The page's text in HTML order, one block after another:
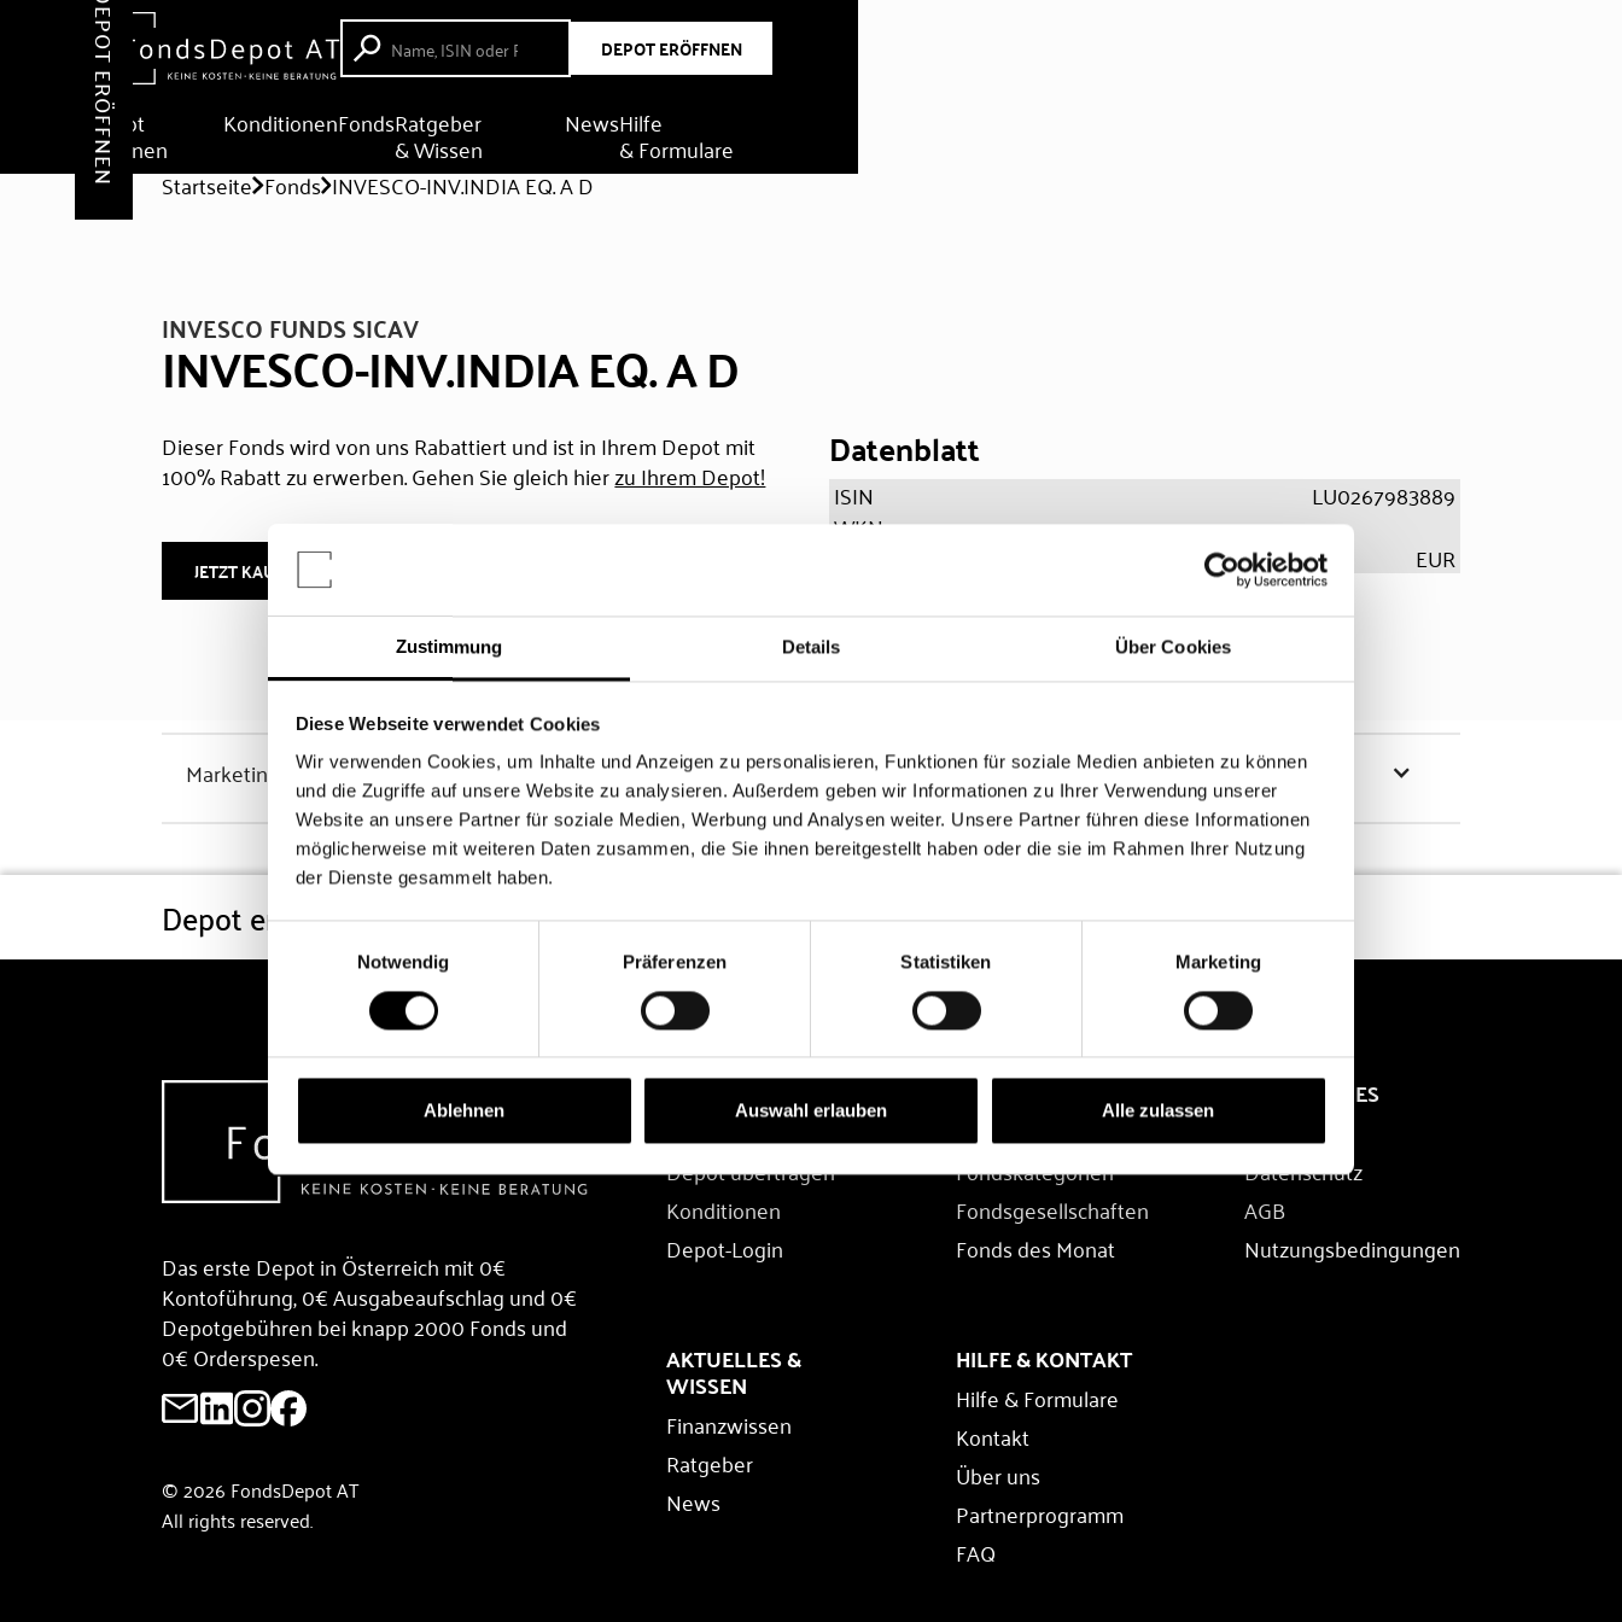
Zustimmung Details Über Cookies
Diese Webseite verwendet Cookies
Wir verwenden Cookies, um Inhalte und Anzeigen zu personalisieren, Funktionen für soziale Medien anbieten zu können
und die Zugriffe auf unsere Website zu analysieren. Außerdem geben wir Informationen zu Ihrer Verwendung unserer
Website an unsere Partner für soziale Medien, Werbung und Analysen weiter. Unsere Partner führen diese Informationen
möglicherweise mit weiteren Daten zusammen, die Sie ihnen bereitgestellt haben oder die sie im Rahmen Ihrer Nutzung
der Dienste gesammelt haben.
Einwilligungsauswahl
Notwendig
Präferenzen Statistiken Marketing
Ablehnen Auswahl erlauben Alle zulassen
DEPOT ERÖFFNEN
Depot
eröffnen
KonditionenFondsRatgeber
& Wissen
NewsHilfe
& Formulare
DEPOT ERÖFFNEN Startseite Fonds INVESCO-INV.INDIA EQ. A D
INVESCO FUNDS SICAV
INVESCO-INV.INDIA EQ. A D
Dieser Fonds wird von uns Rabattiert und ist in Ihrem Depot mit
100% Rabatt zu erwerben. Gehen Sie gleich hierzu Ihrem Depot!
JETZT KAUFEN
Datenblatt
ISIN
LU0267983889
WKN
EUR
Marketinghinweis Chancen & Risiken
Depot eröffnen Konditionen Fonds FAQ
Das erste Depot in Österreich mit 0€
Kontoführung, 0€ Ausgabeaufschlag und 0€
Depotgebühren bei knapp 2000 Fonds und
0€ Orderspesen.
© 2026 FondsDepot AT
All rights reserved.
DEPOT
Depot übertragen
Konditionen
Depot-Login
FONDS
Fondssuche
Fondskategorien
Fondsgesellschaften
Fonds des Monat
RECHTLICHES
Impressum
Datenschutz
AGB
Nutzungsbedingungen
AKTUELLES &
WISSEN
Finanzwissen
Ratgeber
News
HILFE & KONTAKT
Hilfe & Formulare
Kontakt
Über uns
Partnerprogramm
FAQ